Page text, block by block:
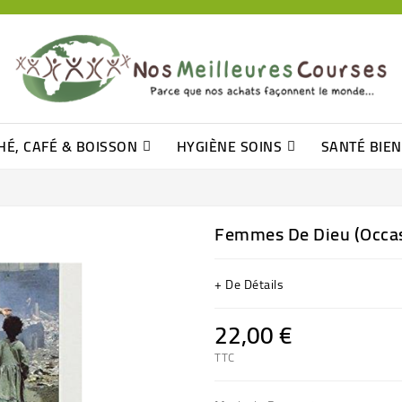
CAFÉ & BOISSON HYGIÈNE SOINS SANTÉ
Femmes De Dieu
+ De Détails
22,00 €
TTC